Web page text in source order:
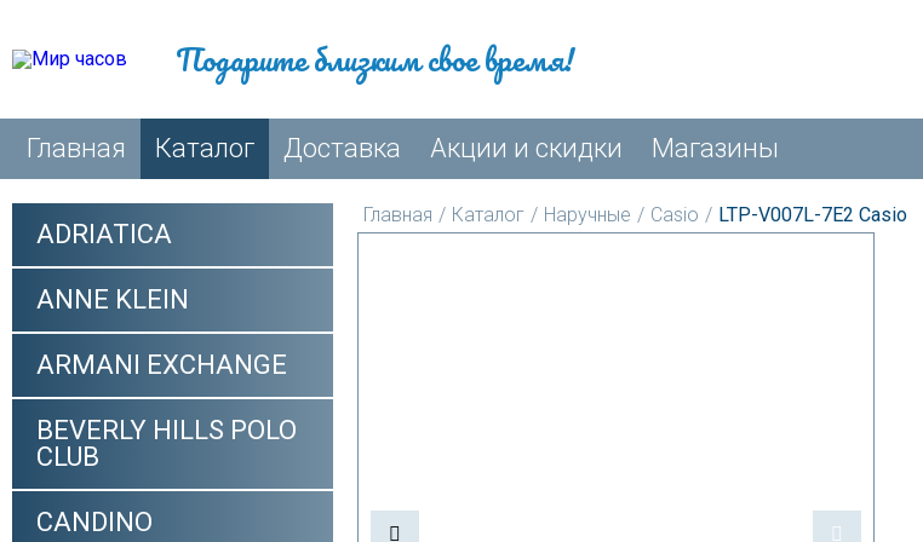
Подарите близким свое время!
Главная Каталог Доставка Акции и скидки Магазины
ADRIATICA
ANNE KLEIN
ARMANI EXCHANGE
BEVERLY HILLS POLO
CLUB
CANDINO
Главная / Каталог / Наручные / Casio / LTP-V007L-7E2 Casio